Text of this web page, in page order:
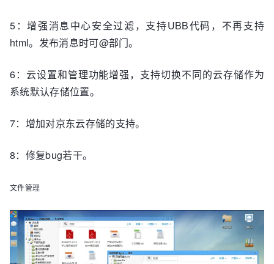
5：增强消息中心安全过滤，支持UBB代码，不再支持
html。发布消息时可@部门。
6：云设置和管理功能增强，支持切换不同的云存储作为
系统默认存储位置。
7：增加对京东云存储的支持。
8：修复bug若干。
文件管理